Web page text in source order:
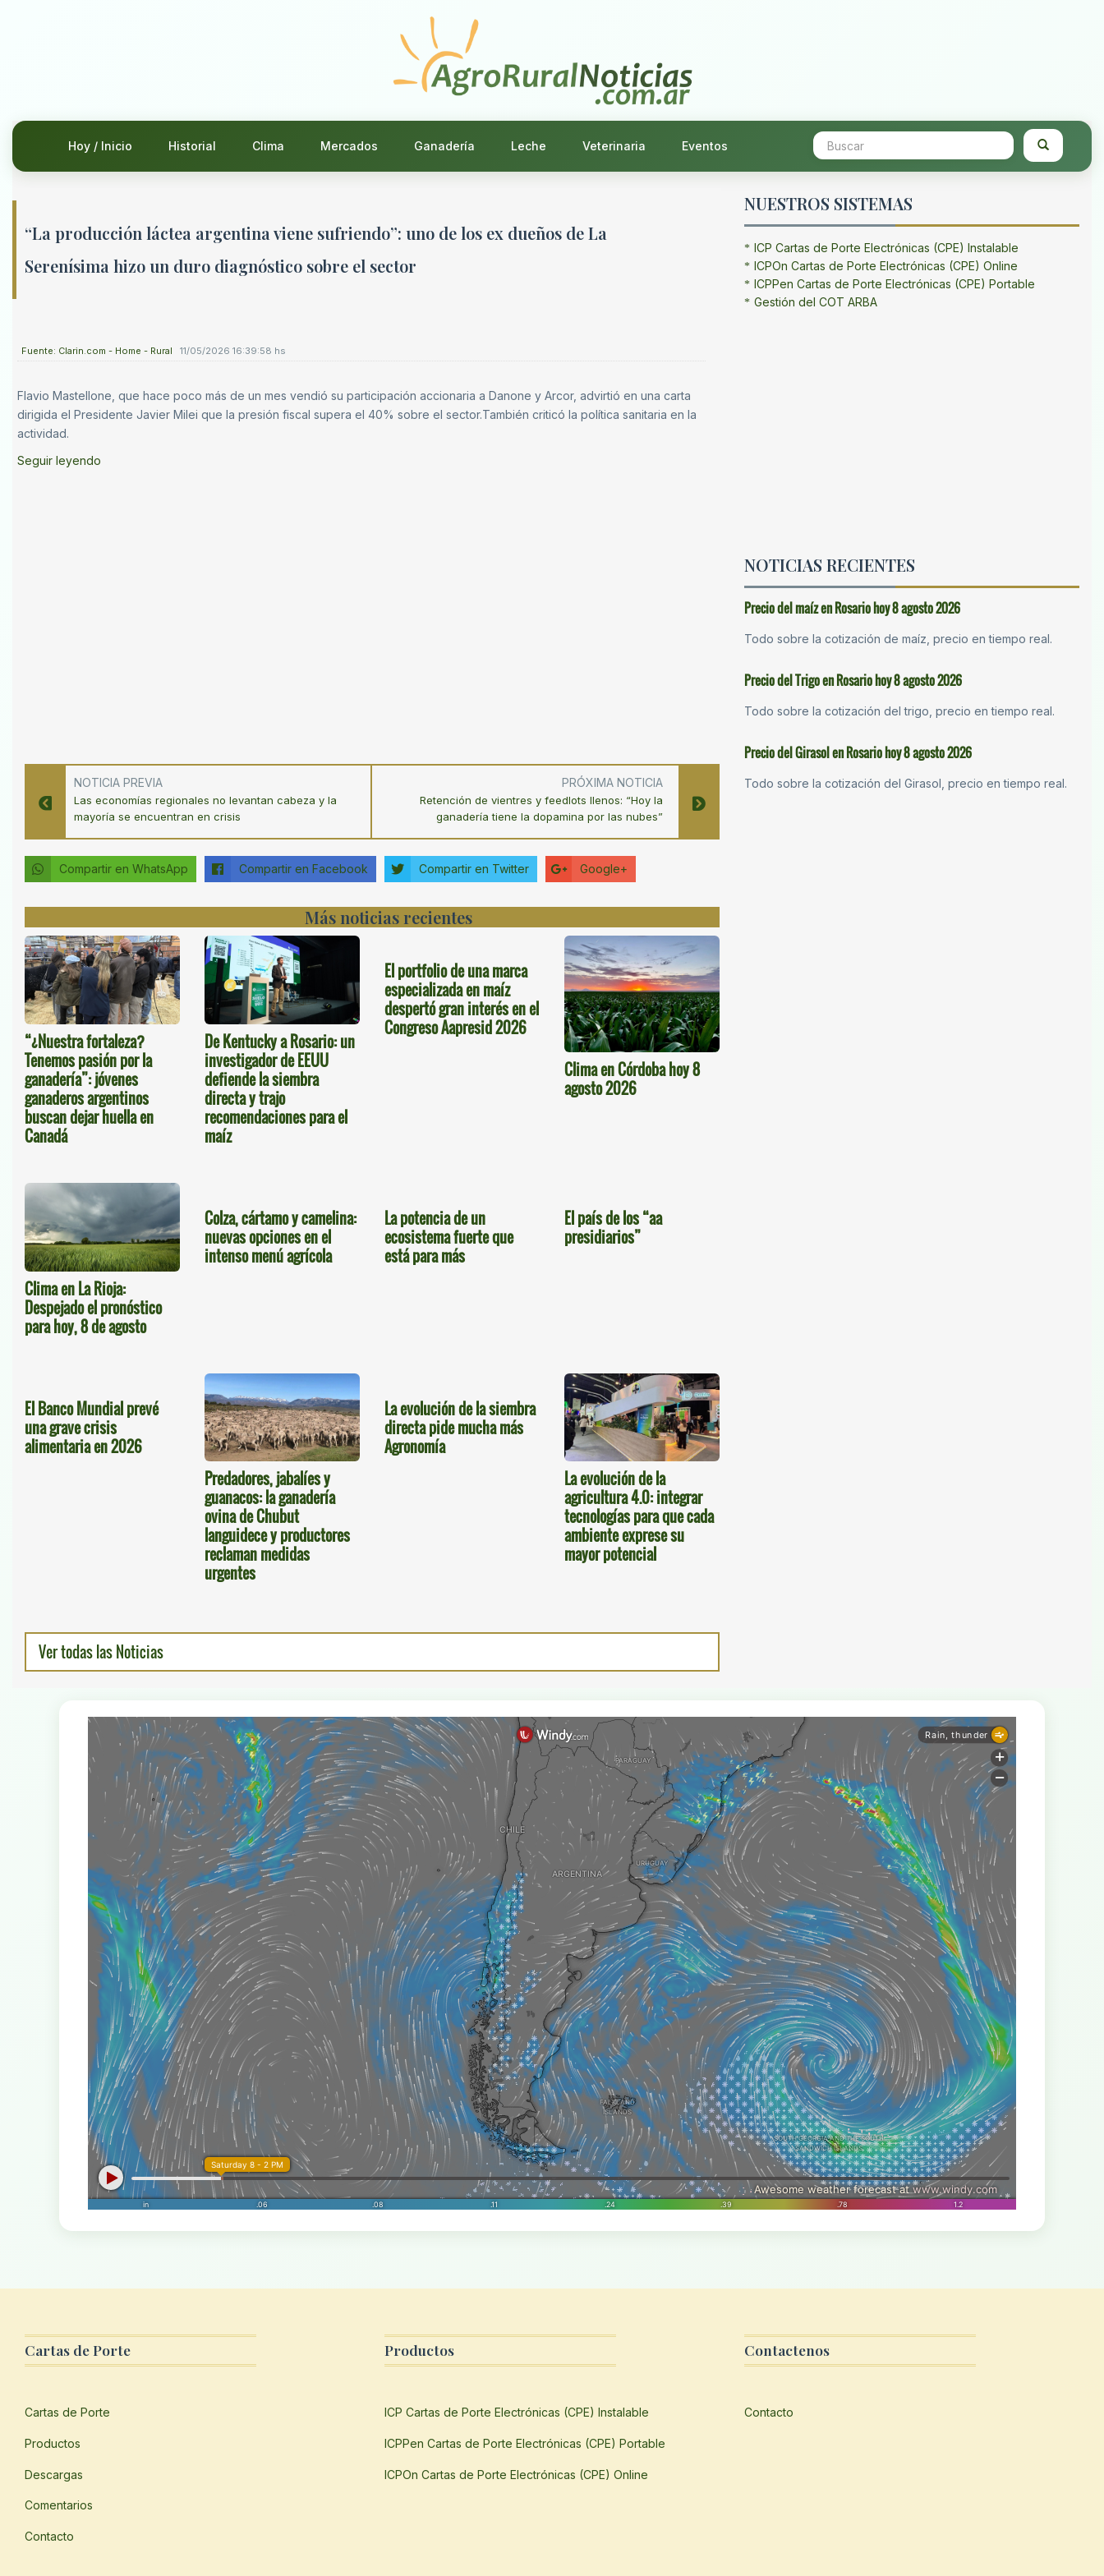
Hoy / Inicio Historial Clima Mercados Ganadería Leche Veterinaria Eventos
“La producción láctea argentina viene sufriendo”: uno de los ex dueños de La
Serenísima hizo un duro diagnóstico sobre el sector
Fuente: Clarin.com - Home - Rural 11/05/2026 16:39:58 hs
Flavio Mastellone, que hace poco más de un mes vendió su participación accionaria a Danone y Arcor, advirtió en una carta
dirigida el Presidente Javier Milei que la presión fiscal supera el 40% sobre el sector.También criticó la política sanitaria en la
actividad.
Seguir leyendo
NOTICIA PREVIA
Las economías regionales no levantan cabeza y la
mayoría se encuentran en crisis
PRÓXIMA NOTICIA
Retención de vientres y feedlots llenos: “Hoy la
ganadería tiene la dopamina por las nubes”
Compartir en WhatsApp Compartir en Facebook Compartir en Twitter Google+
Más noticias recientes
“¿Nuestra fortaleza?
Tenemos pasión por la
ganadería”: jóvenes
ganaderos argentinos
buscan dejar huella en
Canadá
De Kentucky a Rosario: un
investigador de EEUU
defiende la siembra
directa y trajo
recomendaciones para el
maíz
El portfolio de una marca
especializada en maíz
despertó gran interés en el
Congreso Aapresid 2026
Clima en Córdoba hoy 8
agosto 2026
Clima en La Rioja:
Despejado el pronóstico
para hoy, 8 de agosto
Colza, cártamo y camelina:
nuevas opciones en el
intenso menú agrícola
La potencia de un
ecosistema fuerte que
está para más
El país de los “aa
presidiarios”
El Banco Mundial prevé
una grave crisis
alimentaria en 2026
Predadores, jabalíes y
guanacos: la ganadería
ovina de Chubut
languidece y productores
reclaman medidas
urgentes
La evolución de la siembra
directa pide mucha más
Agronomía
La evolución de la
agricultura 4.0: integrar
tecnologías para que cada
ambiente exprese su
mayor potencial
Ver todas las Noticias
NUESTROS SISTEMAS
ICP Cartas de Porte Electrónicas (CPE) Instalable
ICPOn Cartas de Porte Electrónicas (CPE) Online
ICPPen Cartas de Porte Electrónicas (CPE) Portable
Gestión del COT ARBA
NOTICIAS RECIENTES
Precio del maíz en Rosario hoy 8 agosto 2026
Todo sobre la cotización de maíz, precio en tiempo real.
Precio del Trigo en Rosario hoy 8 agosto 2026
Todo sobre la cotización del trigo, precio en tiempo real.
Precio del Girasol en Rosario hoy 8 agosto 2026
Todo sobre la cotización del Girasol, precio en tiempo real.
Cartas de Porte
Cartas de Porte
Productos
Descargas
Comentarios
Contacto
Productos
ICP Cartas de Porte Electrónicas (CPE) Instalable
ICPPen Cartas de Porte Electrónicas (CPE) Portable
ICPOn Cartas de Porte Electrónicas (CPE) Online
Contactenos
Contacto